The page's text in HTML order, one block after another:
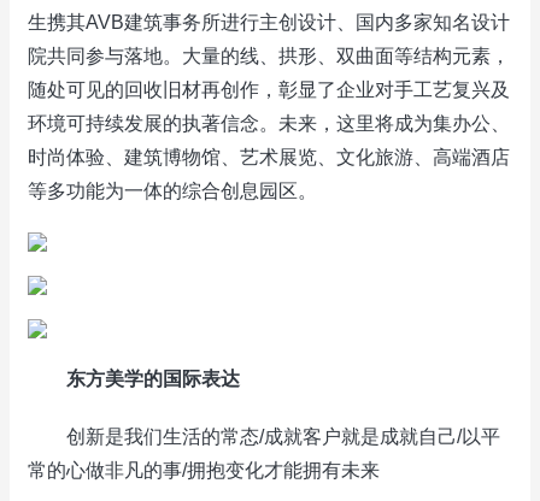
生携其AVB建筑事务所进行主创设计、国内多家知名设计
院共同参与落地。大量的线、拱形、双曲面等结构元素，
随处可见的回收旧材再创作，彰显了企业对手工艺复兴及
环境可持续发展的执著信念。未来，这里将成为集办公、
时尚体验、建筑博物馆、艺术展览、文化旅游、高端酒店
等多功能为一体的综合创息园区。
东方美学的国际表达
创新是我们生活的常态/成就客户就是成就自己/以平
常的心做非凡的事/拥抱变化才能拥有未来